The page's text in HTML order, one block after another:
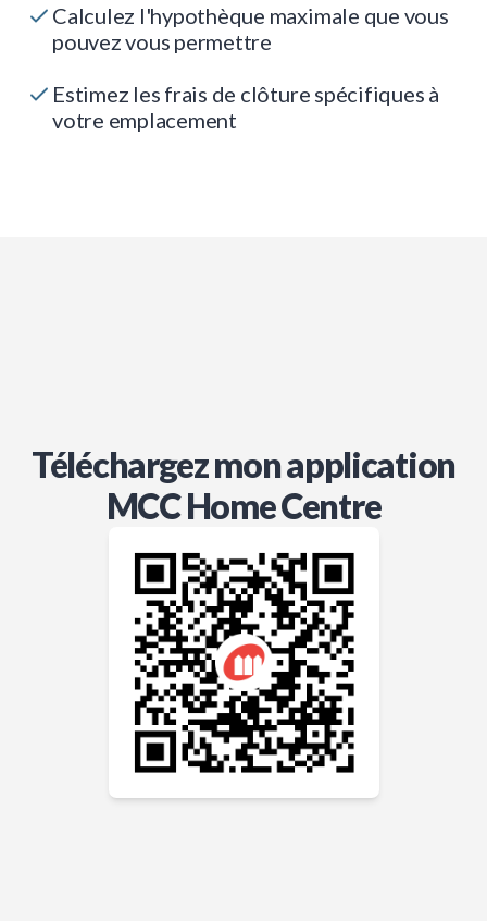
Calculez l'hypothèque maximale que vous
pouvez vous permettre
Estimez les frais de clôture spécifiques à
votre emplacement
Téléchargez mon application
MCC Home Centre